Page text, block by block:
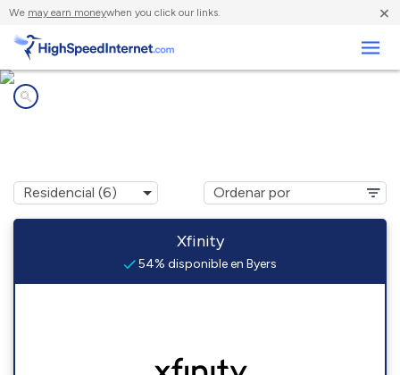
We may earn moneywhen you click our links. ×
Xfinity
54% disponible en Byers